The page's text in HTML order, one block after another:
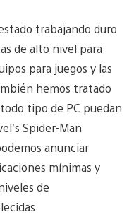
trabajando duro
de alto nivel para
para juegos y las
hemos tratado
tipo de PC puedan
Spider-Man
anunciar
mínimas y
de